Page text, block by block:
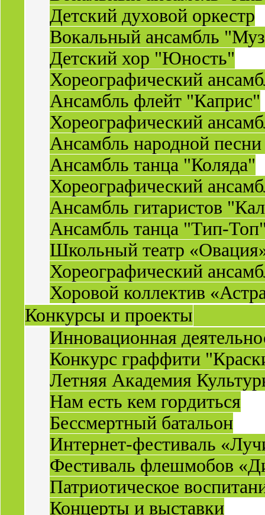
Детский духовой оркестр
Вокальный ансамбль
Детский хор "Юность"
Хореографический
Ансамбль флейт "Каприс"
Хореографический
Ансамбль народной
Ансамбль танца "Коляда"
Хореографический
Ансамбль гитаристов
Ансамбль танца "Тип-
Школьный театр
Хореографический
Хоровой коллектив
Конкурсы и проекты
Инновационная
Конкурс граффити
Летняя Академия
Нам есть кем гордиться
Бессмертный батальон
Интернет-фестиваль
Фестиваль флешмобов
Патриотическое
Концерты и выставки